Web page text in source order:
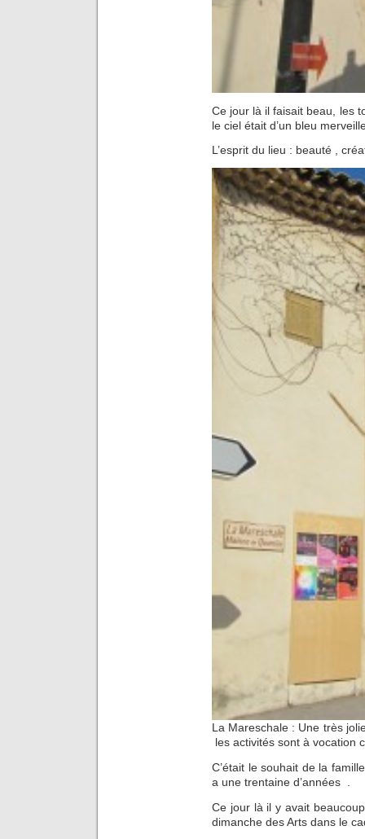
Ce jour là il faisait beau, les
le ciel était d’un bleu
L’esprit du lieu : beauté ,
La Mareschale : Une très
les activités sont à vocation
C’était le souhait de la
a une trentaine d’années .
Ce jour là il y avait
dimanche des Arts dans le